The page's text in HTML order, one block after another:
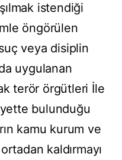
istendiği
öngörülen
veya disiplin
uygulanan
terör örgütleri İle
bulunduğu
kamu kurum ve
kaldırmayı